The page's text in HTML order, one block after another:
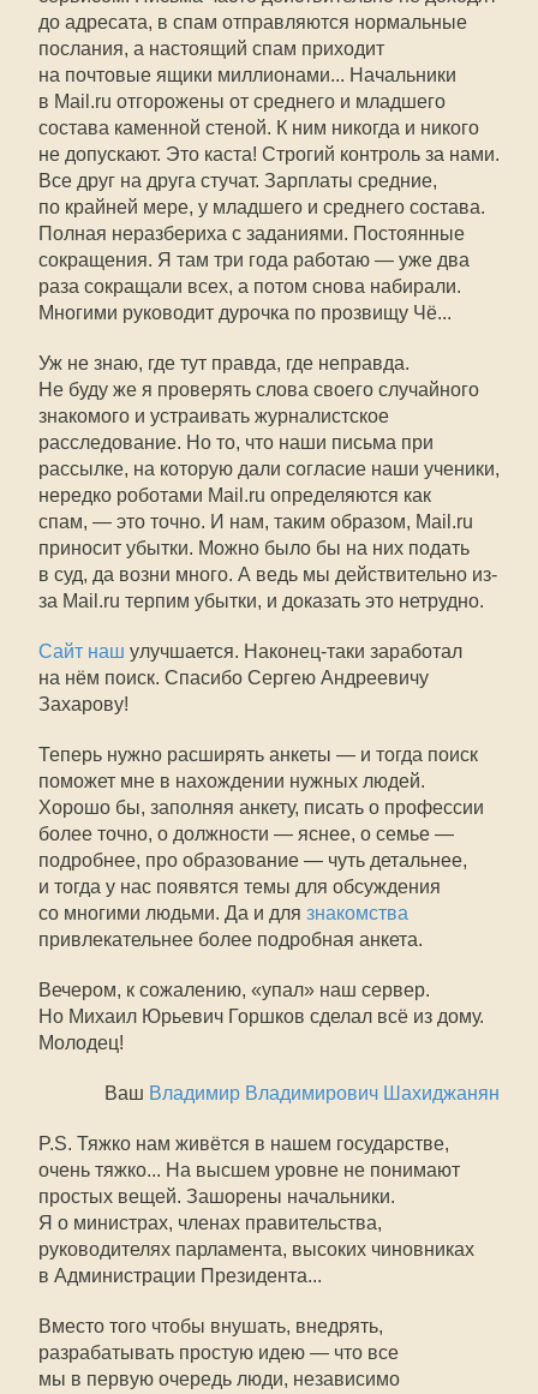
до адресата, в спам отправляются нормальные
послания, а настоящий спам приходит
на почтовые ящики миллионами... Начальники
в Mail.ru отгорожены от среднего и младшего
состава каменной стеной. К ним никогда и никого
не допускают. Это каста! Строгий контроль за нами.
Все друг на друга стучат. Зарплаты средние,
по крайней мере, у младшего и среднего состава.
Полная неразбериха с заданиями. Постоянные
сокращения. Я там три года работаю — уже два
раза сокращали всех, а потом снова набирали.
Многими руководит дурочка по прозвищу Чё...
Уж не знаю, где тут правда, где неправда.
Не буду же я проверять слова своего случайного
знакомого и устраивать журналистское
расследование. Но то, что наши письма при
рассылке, на которую дали согласие наши ученики,
нередко роботами Mail.ru определяются как
спам, — это точно. И нам, таким образом, Mail.ru
приносит убытки. Можно было бы на них подать
в суд, да возни много. А ведь мы действительно из-
за Mail.ru терпим убытки, и доказать это нетрудно.
Сайт наш улучшается. Наконец-таки заработал
на нём поиск. Спасибо Сергею Андреевичу
Захарову!
Теперь нужно расширять анкеты — и тогда поиск
поможет мне в нахождении нужных людей.
Хорошо бы, заполняя анкету, писать о профессии
более точно, о должности — яснее, о семье —
подробнее, про образование — чуть детальнее,
и тогда у нас появятся темы для обсуждения
со многими людьми. Да и для знакомства
привлекательнее более подробная анкета.
Вечером, к сожалению, «упал» наш сервер.
Но Михаил Юрьевич Горшков сделал всё из дому.
Молодец!
Ваш Владимир Владимирович Шахиджанян
P.S. Тяжко нам живётся в нашем государстве,
очень тяжко... На высшем уровне не понимают
простых вещей. Зашорены начальники.
Я о министрах, членах правительства,
руководителях парламента, высоких чиновниках
в Администрации Президента...
Вместо того чтобы внушать, внедрять,
разрабатывать простую идею — что все
мы в первую очередь люди, независимо